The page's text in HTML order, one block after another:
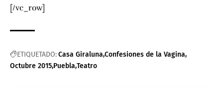
[/vc_row]
ETIQUETADO:Casa Giraluna Confesiones de la Vagina
Octubre 2015 Puebla Teatro